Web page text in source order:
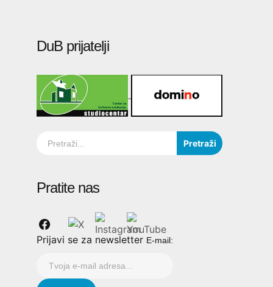
DuB prijatelji
Pretraži
Pratite nas
Prijavi se za newsletter E-mail: